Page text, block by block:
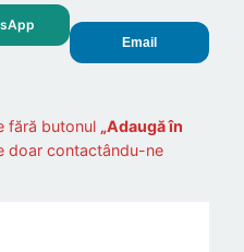
Email
fără butonul „Adaugă în
doar contactându-ne